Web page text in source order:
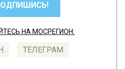
НА МОСРЕГИОН:
ТЕЛЕГРАМ